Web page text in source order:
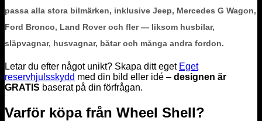
passa alla stora bilmärken, inklusive Jeep, Mercedes G Wagon,
Ford Bronco, Land Rover och fler — liksom husbilar,
släpvagnar, husvagnar, båtar och många andra fordon.
Letar du efter något unikt? Skapa ditt eget Eget
reservhjulsskydd med din bild eller idé – designen är
GRATIS baserat på din förfrågan.
Varför köpa från Wheel Shell?